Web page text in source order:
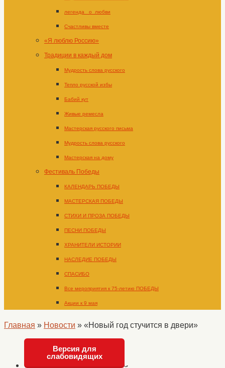
легенда _о_любви
Счастливы вместе
«Я люблю Россию»
Традиции в каждый дом
Мудрость слова русского
Тепло русской избы
Бабий кут
Живые ремесла
Мастерская русского письма
Мудрость слова русского
Мастерская на дому
Фестиваль Победы
КАЛЕНДАРЬ ПОБЕДЫ
МАСТЕРСКАЯ ПОБЕДЫ
СТИХИ И ПРОЗА ПОБЕДЫ
ПЕСНИ ПОБЕДЫ
ХРАНИТЕЛИ ИСТОРИИ
НАСЛЕДИЕ ПОБЕДЫ
СПАСИБО
Все мероприятия к 75-летию ПОБЕДЫ
Акции к 9 мая
Главная » Новости » «Новый год стучится в двери»
Версия для
слабовидящих